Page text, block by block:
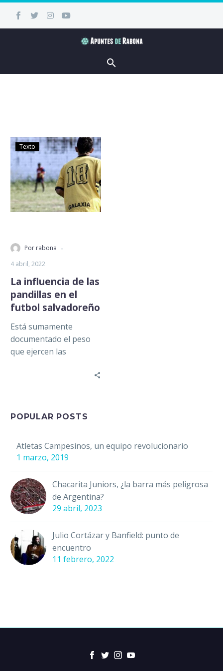
Texto
Por rabona -
4 abril, 2022
La influencia de las
pandillas en el
futbol salvadoreño
Está sumamente
documentado el peso
que ejercen las
POPULAR POSTS
Atletas Campesinos, un equipo revolucionario
1 marzo, 2019
Chacarita Juniors, ¿la barra más peligrosa
de Argentina?
29 abril, 2023
Julio Cortázar y Banfield: punto de
encuentro
11 febrero, 2022